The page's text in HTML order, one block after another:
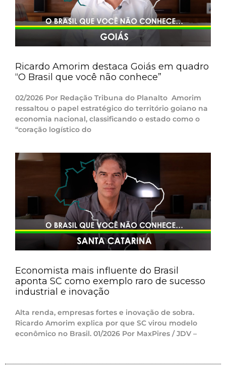
Ricardo Amorim destaca Goiás em quadro
“O Brasil que você não conhece”
02/2026 Por Redação Tribuna do Planalto Amorim
ressaltou o papel estratégico do território goiano na
economia nacional, classificando o estado como o
“coração logístico do
Economista mais influente do Brasil
aponta SC como exemplo raro de sucesso
industrial e inovação
Alta renda, empresas fortes e inovação de sobra.
Ricardo Amorim explica por que SC virou modelo
econômico no Brasil. 01/2026 Por MaxPires / JDV –